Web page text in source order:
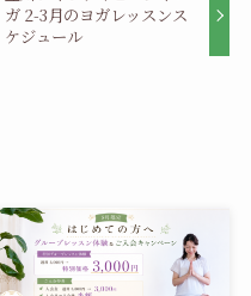
ガ 2-3月のヨガレッスンス
ケジュール